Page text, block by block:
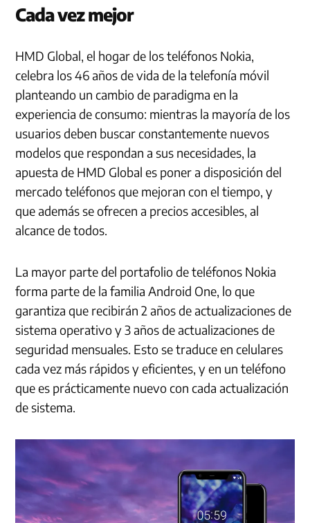
Cada vez mejor
HMD Global, el hogar de los teléfonos Nokia,
celebra los 46 años de vida de la telefonía móvil
planteando un cambio de paradigma en la
experiencia de consumo: mientras la mayoría de los
usuarios deben buscar constantemente nuevos
modelos que respondan a sus necesidades, la
apuesta de HMD Global es poner a disposición del
mercado teléfonos que mejoran con el tiempo, y
que además se ofrecen a precios accesibles, al
alcance de todos.
La mayor parte del portafolio de teléfonos Nokia
forma parte de la familia Android One, lo que
garantiza que recibirán 2 años de actualizaciones de
sistema operativo y 3 años de actualizaciones de
seguridad mensuales. Esto se traduce en celulares
cada vez más rápidos y eficientes, y en un teléfono
que es prácticamente nuevo con cada actualización
de sistema.